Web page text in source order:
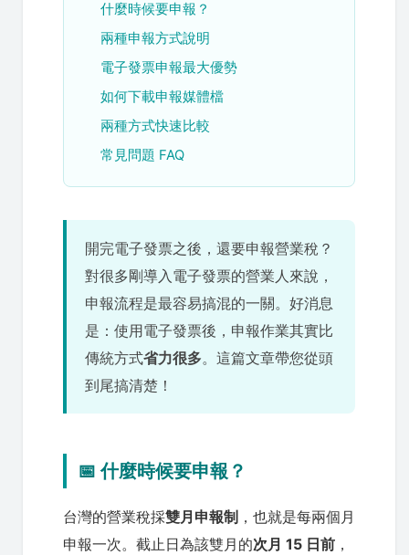
什麼時候要申報？
兩種申報方式說明
電子發票申報最大優勢
如何下載申報媒體檔
兩種方式快速比較
常見問題 FAQ
開完電子發票之後，還要申報營業稅？
對很多剛導入電子發票的營業人來說，
申報流程是最容易搞混的一關。好消息
是：使用電子發票後，申報作業其實比
傳統方式省力很多。這篇文章帶您從頭
到尾搞清楚！
📅 什麼時候要申報？
台灣的營業稅採雙月申報制 ，也就是每兩個月
申報一次。截止日為該雙月的次月 15 日前 ，